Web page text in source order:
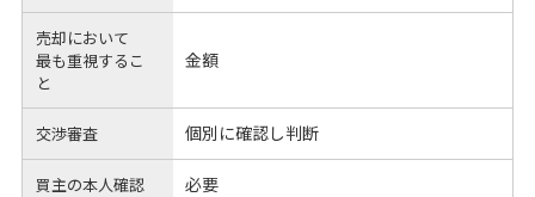
売却において
最も重視するこ
と
金額
交渉審査 個別に確認し判断
買主の本人確認 必要